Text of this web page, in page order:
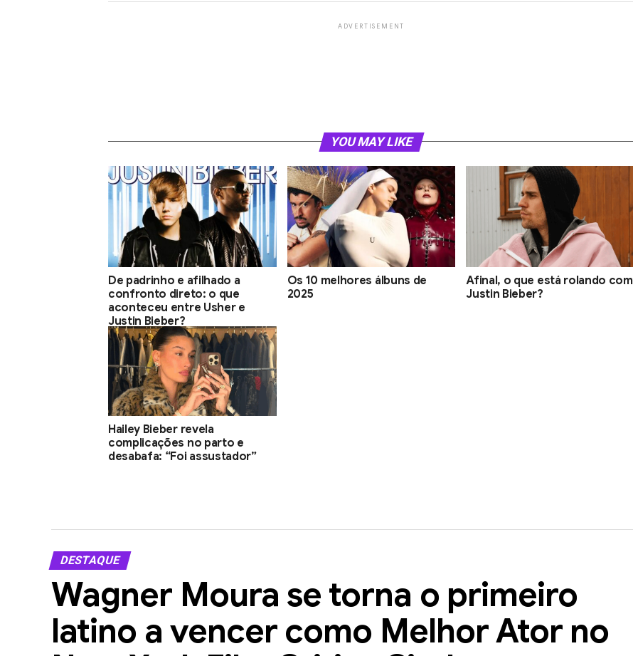
ADVERTISEMENT
YOU MAY LIKE
De padrinho e afilhado a
confronto direto: o que
aconteceu entre Usher e
Justin Bieber?
Os 10 melhores álbuns de
2025
Afinal, o que está rolando com
Justin Bieber?
Hailey Bieber revela
complicações no parto e
desabafa: “Foi assustador”
DESTAQUE
Wagner Moura se torna o primeiro
latino a vencer como Melhor Ator no